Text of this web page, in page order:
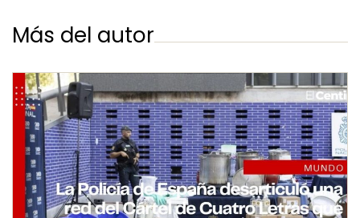
Más del autor